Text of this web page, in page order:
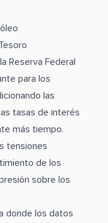
Reserva Federal
para los
las
tasas de interés
más tiempo.
tensiones
de los
sobre los
donde los datos